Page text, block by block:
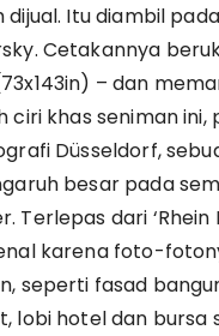
Itu diambil
Cetakannya
– dan
ciri khas seniman ini,
Düsseldorf,
besar pada
Terlepas dari ‘Rhein
karena foto-
seperti fasad
lobi hotel dan bursa